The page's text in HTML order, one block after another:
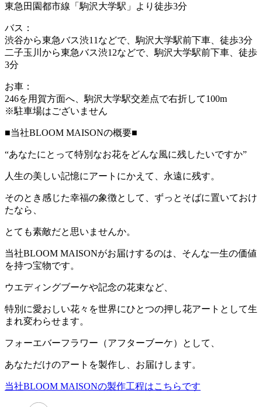
東急田園都市線「駒沢大学駅」より徒歩3分
バス：
渋谷から東急バス渋11などで、駒沢大学駅前下車、徒歩3分
二子玉川から東急バス渋12などで、駒沢大学駅前下車、徒歩
3分
お車：
246を用賀方面へ、駒沢大学駅交差点で右折して100m
※駐車場はございません
■当社BLOOM MAISONの概要■
“あなたにとって特別なお花をどんな風に残したいですか”
人生の美しい記憶にアートにかえて、永遠に残す。
そのとき感じた幸福の象徴として、ずっとそばに置いておけ
たなら、
とても素敵だと思いませんか。
当社BLOOM MAISONがお届けするのは、そんな一生の価値
を持つ宝物です。
ウエディングブーケや記念の花束など、
特別に愛おしい花々を世界にひとつの押し花アートとして生
まれ変わらせます。
フォーエバーフラワー（アフターブーケ）として、
あなただけのアートを製作し、お届けします。
当社BLOOM MAISONの製作工程はこちらです